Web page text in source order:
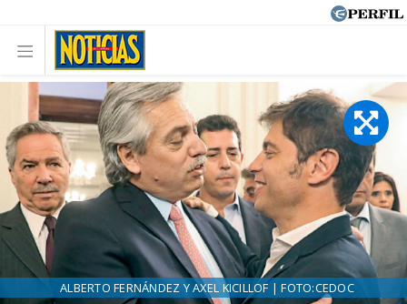
ALBERTO FERNÁNDEZ Y AXEL KICILLOF | FOTO:CEDOC